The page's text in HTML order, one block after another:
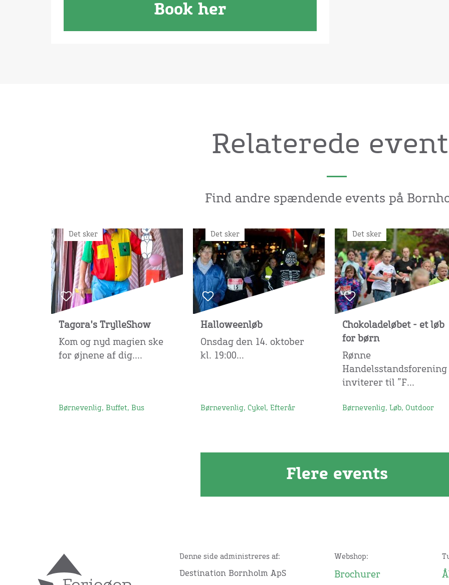
Book her
Relaterede
Find andre spændende events på
Det sker
Tagora's TrylleShow
Kom og nyd magien ske
for øjnene af dig....
Børnevenlig, Buffet, Bus
Det sker
Halloweenløb
Onsdag den 14. oktober
kl. 19:00...
Børnevenlig, Cykel, Efterår
Det sker
Chokoladeløbet - et løb
for børn
Rønne
Handelsstandsforening
inviterer til ”F...
Børnevenlig, Løb, Outdoor
Flere events
Denne side administreres af:
Destination Bornholm ApS
Webshop:
Brochurer